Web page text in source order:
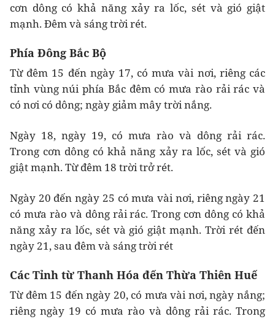
cơn dông có khả năng xảy ra lốc, sét và gió giật
mạnh. Đêm và sáng trời rét.
Phía Đông Bắc Bộ
Từ đêm 15 đến ngày 17, có mưa vài nơi, riêng các
tỉnh vùng núi phía Bắc đêm có mưa rào rải rác và
có nơi có dông; ngày giảm mây trời nắng.
Ngày 18, ngày 19, có mưa rào và dông rải rác.
Trong cơn dông có khả năng xảy ra lốc, sét và gió
giật mạnh. Từ đêm 18 trời trở rét.
Ngày 20 đến ngày 25 có mưa vài nơi, riêng ngày 21
có mưa rào và dông rải rác. Trong cơn dông có khả
năng xảy ra lốc, sét và gió giật mạnh. Trời rét đến
ngày 21, sau đêm và sáng trời rét
Các Tỉnh từ Thanh Hóa đến Thừa Thiên Huế
Từ đêm 15 đến ngày 20, có mưa vài nơi, ngày nắng;
riêng ngày 19 có mưa rào và dông rải rác. Trong